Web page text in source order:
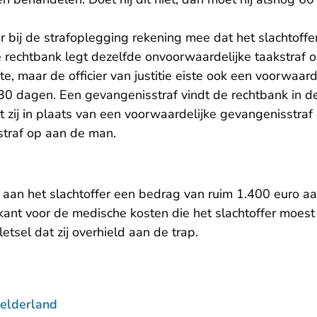
bij de strafoplegging rekening mee dat het
rechtbank legt dezelfde onvoorwaardelijke taakstraf
maar de officier van justitie eiste ook een
dagen. Een gevangenisstraf vindt de rechtbank in
zij in plaats van een voorwaardelijke gevangenisstraf
op aan de man.
het slachtoffer een bedrag van ruim 1.400 euro
voor de medische kosten die het slachtoffer
dat zij overhield aan de trap.